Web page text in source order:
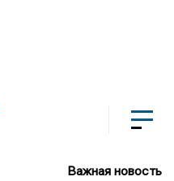
Важная новость